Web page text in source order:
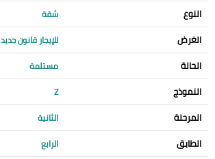
النوع شقة
الغرض للإيجار قانون جديد
الحالة مستلمة
النموذج Z
المرحلة الثانية
الطابق الرابع